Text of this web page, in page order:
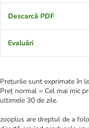
Descarcă PDF
Evaluări
Prețurile sunt exprimate în
Preț normal = Cel mai mic
ultimele 30 de zile.
zooplus are dreptul de a